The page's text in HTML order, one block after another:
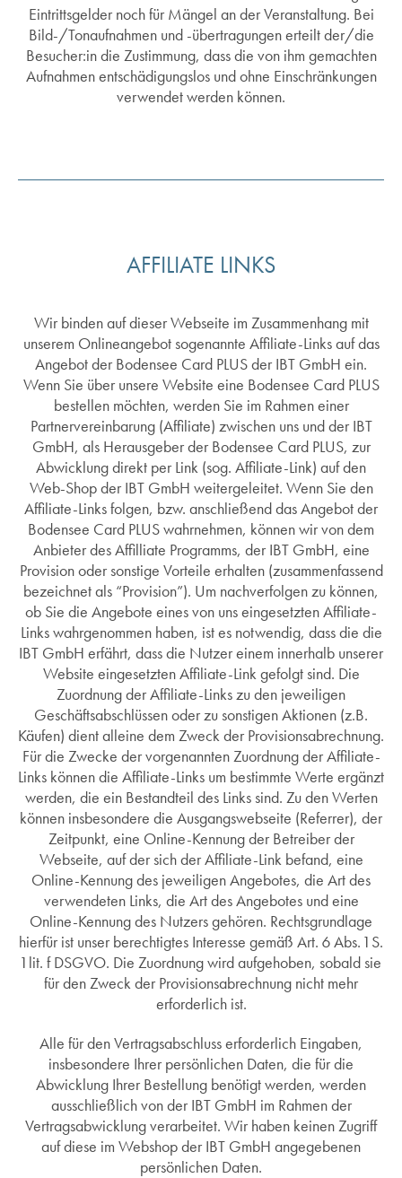
Eintrittsgelder noch für Mängel an der Veranstaltung. Bei
Bild-/Tonaufnahmen und -übertragungen erteilt der/die
Besucher:in die Zustimmung, dass die von ihm gemachten
Aufnahmen entschädigungslos und ohne Einschränkungen
verwendet werden können.
AFFILIATE LINKS
Wir binden auf dieser Webseite im Zusammenhang mit
unserem Onlineangebot sogenannte Affiliate-Links auf das
Angebot der Bodensee Card PLUS der IBT GmbH ein.
Wenn Sie über unsere Website eine Bodensee Card PLUS
bestellen möchten, werden Sie im Rahmen einer
Partnervereinbarung (Affiliate) zwischen uns und der IBT
GmbH, als Herausgeber der Bodensee Card PLUS, zur
Abwicklung direkt per Link (sog. Affiliate-Link) auf den
Web-Shop der IBT GmbH weitergeleitet. Wenn Sie den
Affiliate-Links folgen, bzw. anschließend das Angebot der
Bodensee Card PLUS wahrnehmen, können wir von dem
Anbieter des Affilliate Programms, der IBT GmbH, eine
Provision oder sonstige Vorteile erhalten (zusammenfassend
bezeichnet als “Provision”). Um nachverfolgen zu können,
ob Sie die Angebote eines von uns eingesetzten Affiliate-
Links wahrgenommen haben, ist es notwendig, dass die die
IBT GmbH erfährt, dass die Nutzer einem innerhalb unserer
Website eingesetzten Affiliate-Link gefolgt sind. Die
Zuordnung der Affiliate-Links zu den jeweiligen
Geschäftsabschlüssen oder zu sonstigen Aktionen (z.B.
Käufen) dient alleine dem Zweck der Provisionsabrechnung.
Für die Zwecke der vorgenannten Zuordnung der Affiliate-
Links können die Affiliate-Links um bestimmte Werte ergänzt
werden, die ein Bestandteil des Links sind. Zu den Werten
können insbesondere die Ausgangswebseite (Referrer), der
Zeitpunkt, eine Online-Kennung der Betreiber der
Webseite, auf der sich der Affiliate-Link befand, eine
Online-Kennung des jeweiligen Angebotes, die Art des
verwendeten Links, die Art des Angebotes und eine
Online-Kennung des Nutzers gehören. Rechtsgrundlage
hierfür ist unser berechtigtes Interesse gemäß Art. 6 Abs. 1 S.
1 lit. f DSGVO. Die Zuordnung wird aufgehoben, sobald sie
für den Zweck der Provisionsabrechnung nicht mehr
erforderlich ist.
Alle für den Vertragsabschluss erforderlich Eingaben,
insbesondere Ihrer persönlichen Daten, die für die
Abwicklung Ihrer Bestellung benötigt werden, werden
ausschließlich von der IBT GmbH im Rahmen der
Vertragsabwicklung verarbeitet. Wir haben keinen Zugriff
auf diese im Webshop der IBT GmbH angegebenen
persönlichen Daten.